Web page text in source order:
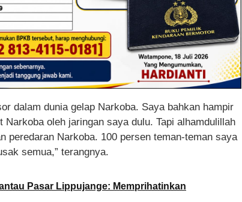
dalam dunia gelap Narkoba. Saya bahkan hampir
oleh jaringan saya dulu. Tapi alhamdulillah
peredaran Narkoba. 100 persen teman-teman saya
semua,” terangnya.
Pasar Lippujange: Memprihatinkan